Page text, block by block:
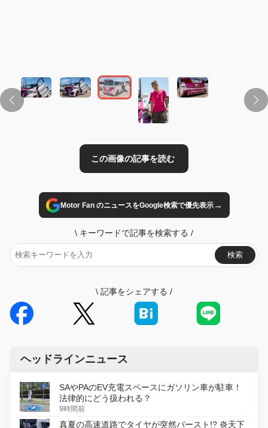
Motor Fan のニュースをGoogle検索で優先表示→
\ キーワードで記事を検索する /
検索
\ 記事をシェアする /
ヘッドラインニュース
SAやPAのEV充電スペースにガソリン車が駐車！
法律的にどう扱われる？
9時間前
真夏の高速道路でタイヤが突然バースト!? 炎天下